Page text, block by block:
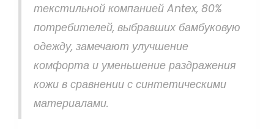
текстильной компанией Antex, 80%
потребителей, выбравших бамбуковую
одежду, замечают улучшение
комфорта и уменьшение раздражения
кожи в сравнении с синтетическими
материалами.